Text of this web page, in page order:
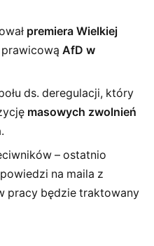
premiera Wielkiej
prawicową AfD w
ds. deregulacji, który
masowych zwolnień
.
– ostatnio
na maila z
pracy będzie traktowany